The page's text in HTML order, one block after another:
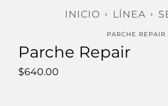
INICIO LÍNEA
PARCHE REPAIR
Parche Repair
$640.00